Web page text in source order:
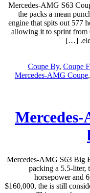
Mercedes-AMG S63
the packs a mean
engine that spits out 577
allowing it to sprint from
Coupe By, Coupe
Mercedes-AMG Coupe,
Mercedes-AMG S63 Big
packing a 5.5-liter,
horsepower and
$160,000, the is still